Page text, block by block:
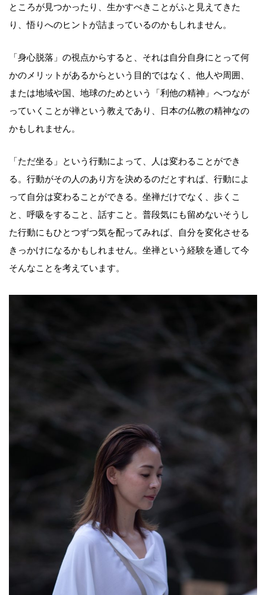
ところが見つかったり、生かすべきことがふと見えてきた
り、悟りへのヒントが詰まっているのかもしれません。
「身心脱落」の視点からすると、それは自分自身にとって何
かのメリットがあるからという目的ではなく、他人や周囲、
または地域や国、地球のためという「利他の精神」へつなが
っていくことが禅という教えであり、日本の仏教の精神なの
かもしれません。
「ただ坐る」という行動によって、人は変わることができ
る。行動がその人のあり方を決めるのだとすれば、行動によ
って自分は変わることができる。坐禅だけでなく、歩くこ
と、呼吸をすること、話すこと。普段気にも留めないそうし
た行動にもひとつずつ気を配ってみれば、自分を変化させる
きっかけになるかもしれません。坐禅という経験を通して今
そんなことを考えています。